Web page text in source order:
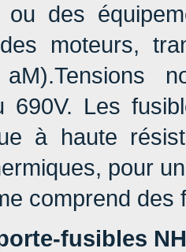
ou des
moteurs,
690V. Les
à haute
pour
comprend des
fusibles NH